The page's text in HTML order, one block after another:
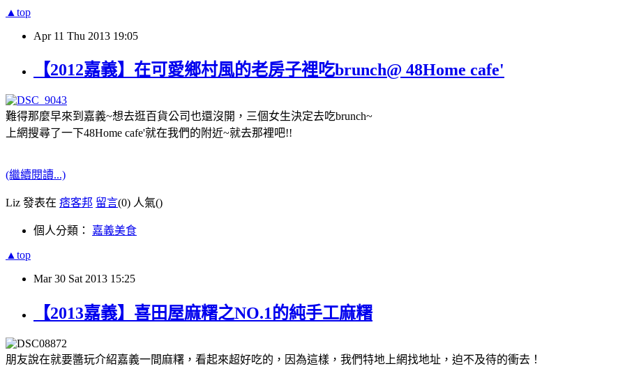
▲top
Apr 11 Thu 2013 19:05
【2012嘉義】在可愛鄉村風的老房子裡吃brunch@ 48Home cafe'
難得那麼早來到嘉義~想去逛百貨公司也還沒開，三個女生決定去吃brunch~
上網搜尋了一下48Home cafe'就在我們的附近~就去那裡吧!!
(繼續閱讀...)
Liz 發表在 痞客邦 留言(0) 人氣()
個人分類： 嘉義美食
▲top
Mar 30 Sat 2013 15:25
【2013嘉義】喜田屋麻糬之NO.1的純手工麻糬
朋友說在就要醬玩介紹嘉義一間麻糬，看起來超好吃的，因為這樣，我們特地上網找地址，迫不及待的衝去！